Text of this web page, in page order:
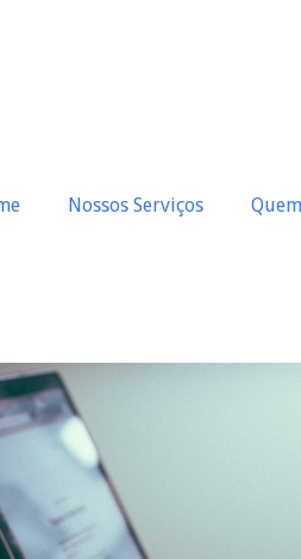
Nossos Serviços